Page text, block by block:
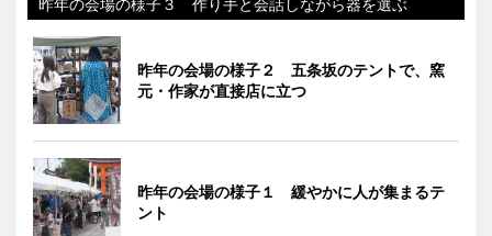
昨年の会場の様子２ 五条坂のテントで、窯
元・作家が直接店に立つ
昨年の会場の様子１ 緩やかに人が集まるテ
ント